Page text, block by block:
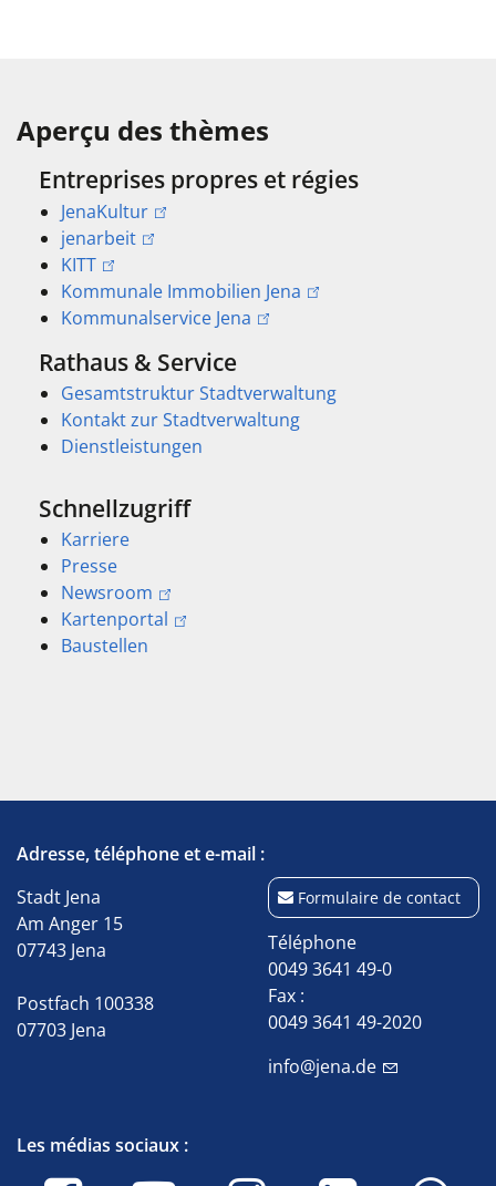
Aperçu des thèmes
Entreprises propres et régies
JenaKultur
jenarbeit
KITT
Kommunale Immobilien Jena
Kommunalservice Jena
Rathaus & Service
Gesamtstruktur Stadtverwaltung
Kontakt zur Stadtverwaltung
Dienstleistungen
Schnellzugriff
Karriere
Presse
Newsroom
Kartenportal
Baustellen
Adresse, téléphone et e-mail :
Stadt Jena
Am Anger 15
07743 Jena
Postfach 100338
07703 Jena
Formulaire de contact
Téléphone
0049 3641 49-0
Fax :
0049 3641 49-2020
info@jena.de
Les médias sociaux :